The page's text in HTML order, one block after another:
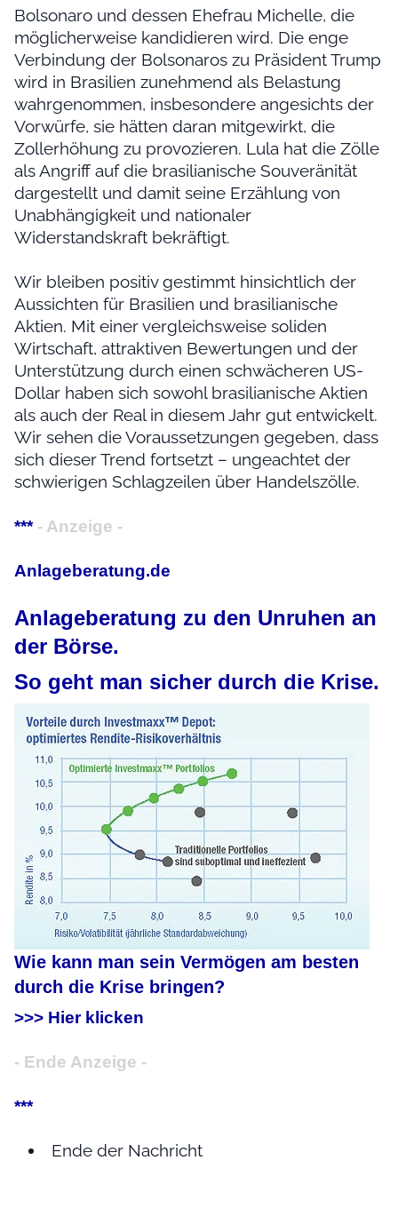
Bolsonaro und dessen Ehefrau Michelle, die
möglicherweise kandidieren wird. Die enge
Verbindung der Bolsonaros zu Präsident Trump
wird in Brasilien zunehmend als Belastung
wahrgenommen, insbesondere angesichts der
Vorwürfe, sie hätten daran mitgewirkt, die
Zollerhöhung zu provozieren. Lula hat die Zölle
als Angriff auf die brasilianische Souveränität
dargestellt und damit seine Erzählung von
Unabhängigkeit und nationaler
Widerstandskraft bekräftigt.
Wir bleiben positiv gestimmt hinsichtlich der
Aussichten für Brasilien und brasilianische
Aktien. Mit einer vergleichsweise soliden
Wirtschaft, attraktiven Bewertungen und der
Unterstützung durch einen schwächeren US-
Dollar haben sich sowohl brasilianische Aktien
als auch der Real in diesem Jahr gut entwickelt.
Wir sehen die Voraussetzungen gegeben, dass
sich dieser Trend fortsetzt – ungeachtet der
schwierigen Schlagzeilen über Handelszölle.
*** - Anzeige -
Anlageberatung.de
Anlageberatung zu den Unruhen an
der Börse.
So geht man sicher durch die Krise.
Wie kann man sein Vermögen am besten
durch die Krise bringen?
>>> Hier klicken
- Ende Anzeige -
***
Ende der Nachricht